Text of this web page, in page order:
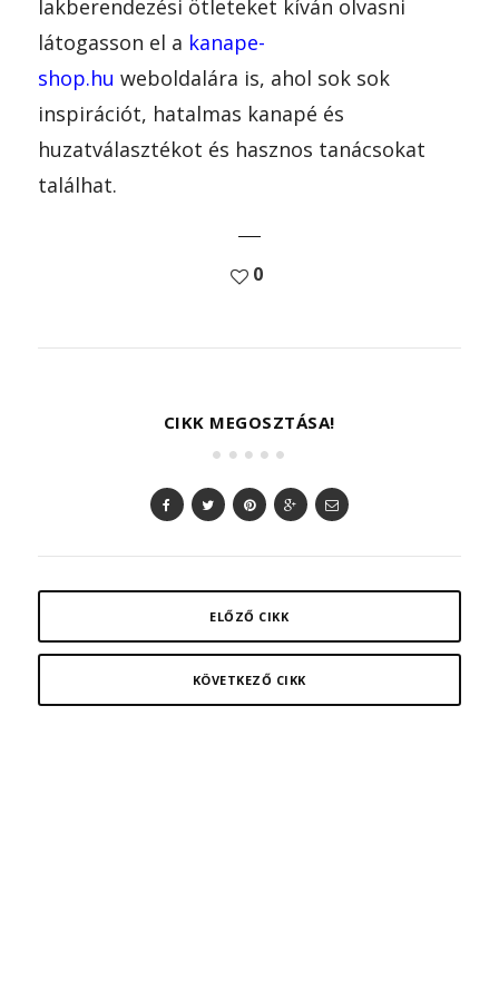
lakberendezési ötleteket kíván olvasni
látogasson el a kanape-
shop.hu weboldalára is, ahol sok sok
inspirációt, hatalmas kanapé és
huzatválasztékot és hasznos tanácsokat
találhat.
0
CIKK MEGOSZTÁSA!
ELŐZŐ CIKK
KÖVETKEZŐ CIKK